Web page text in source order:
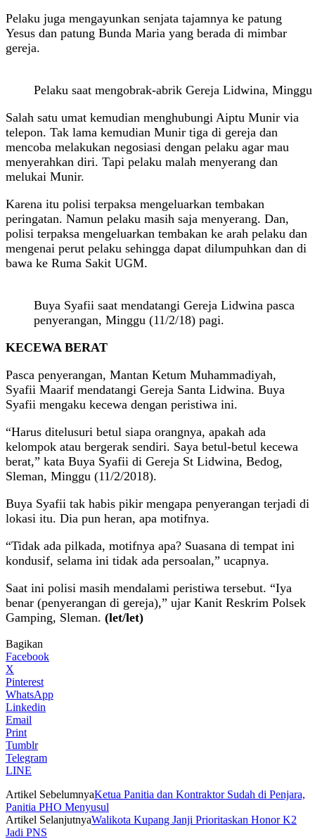
Pelaku juga mengayunkan senjata tajamnya ke patung
Yesus dan patung Bunda Maria yang berada di mimbar
gereja.
Pelaku saat mengobrak-abrik Gereja Lidwina,
Salah satu umat kemudian menghubungi Aiptu Munir via
telepon. Tak lama kemudian Munir tiga di gereja dan
mencoba melakukan negosiasi dengan pelaku agar mau
menyerahkan diri. Tapi pelaku malah menyerang dan
melukai Munir.
Karena itu polisi terpaksa mengeluarkan tembakan
peringatan. Namun pelaku masih saja menyerang. Dan,
polisi terpaksa mengeluarkan tembakan ke arah pelaku dan
mengenai perut pelaku sehingga dapat dilumpuhkan dan di
bawa ke Ruma Sakit UGM.
Buya Syafii saat mendatangi Gereja Lidwina pasca
penyerangan, Minggu (11/2/18) pagi.
KECEWA BERAT
Pasca penyerangan, Mantan Ketum Muhammadiyah,
Syafii Maarif mendatangi Gereja Santa Lidwina. Buya
Syafii mengaku kecewa dengan peristiwa ini.
“Harus ditelusuri betul siapa orangnya, apakah ada
kelompok atau bergerak sendiri. Saya betul-betul kecewa
berat,” kata Buya Syafii di Gereja St Lidwina, Bedog,
Sleman, Minggu (11/2/2018).
Buya Syafii tak habis pikir mengapa penyerangan terjadi di
lokasi itu. Dia pun heran, apa motifnya.
“Tidak ada pilkada, motifnya apa? Suasana di tempat ini
kondusif, selama ini tidak ada persoalan,” ucapnya.
Saat ini polisi masih mendalami peristiwa tersebut. “Iya
benar (penyerangan di gereja),” ujar Kanit Reskrim Polsek
Gamping, Sleman. (let/let)
Bagikan
Facebook
X
Pinterest
WhatsApp
Linkedin
Email
Print
Tumblr
Telegram
LINE
Artikel SebelumnyaKetua Panitia dan Kontraktor Sudah di Penjara,
Panitia PHO Menyusul
Artikel SelanjutnyaWalikota Kupang Janji Prioritaskan Honor K2
Jadi PNS